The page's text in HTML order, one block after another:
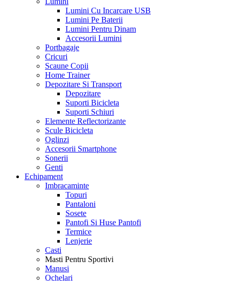
Lumini Cu Incarcare USB
Lumini Pe Baterii
Lumini Pentru Dinam
Accesorii Lumini
Portbagaje
Cricuri
Scaune Copii
Home Trainer
Depozitare Si Transport
Depozitare
Suporti Bicicleta
Suporti Schiuri
Elemente Reflectorizante
Scule Bicicleta
Oglinzi
Accesorii Smartphone
Sonerii
Genti
Echipament
Imbracaminte
Topuri
Pantaloni
Sosete
Pantofi Si Huse Pantofi
Termice
Lenjerie
Casti
Masti Pentru Sportivi
Manusi
Ochelari